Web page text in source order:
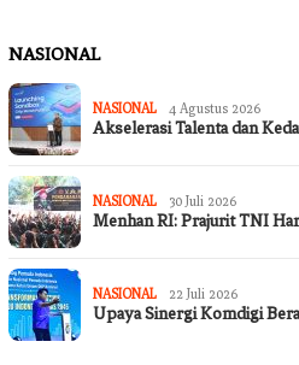
NASIONAL
NASIONAL 4 Agustus 2026
Akselerasi Talenta dan
NASIONAL 30 Juli 2026
Menhan RI: Prajurit TNI
NASIONAL 22 Juli 2026
Upaya Sinergi Komdigi